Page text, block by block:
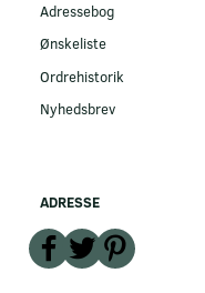
Adressebog
Ønskeliste
Ordrehistorik
Nyhedsbrev
ADRESSE